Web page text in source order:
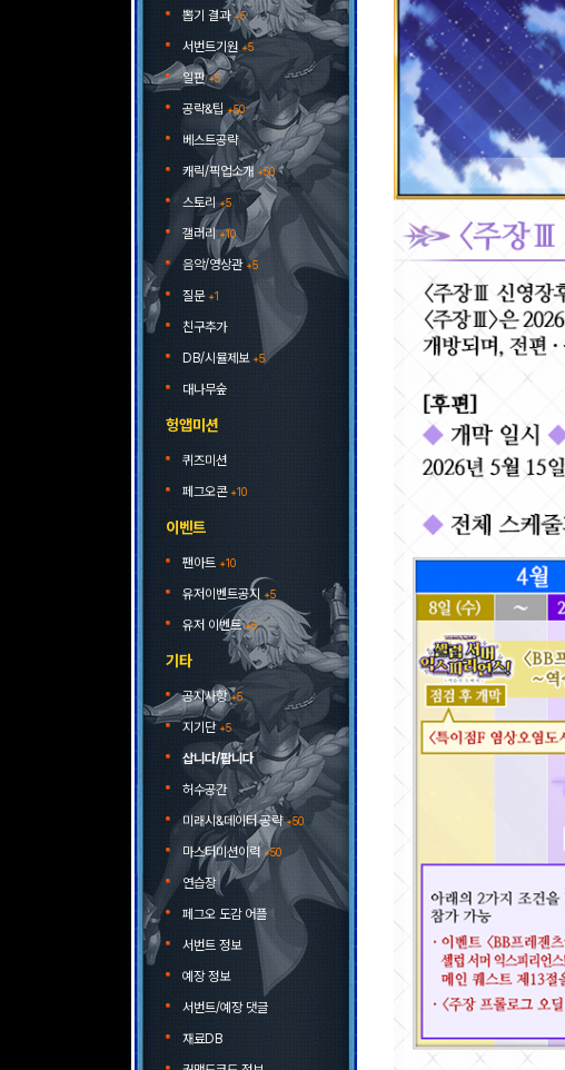
뽑기 결과+5
서번트기원 +5
일판+5
공략&팁 +50
베스트공략
캐릭/픽업소개 +50
스토리+5
갤러리+10
음악/영상관+5
질문+1
친구추가
DB/시뮬제보+5
대나무숲
헝앱미션
퀴즈미션
페그오콘+10
이벤트
팬아트 +10
유저이벤트공지 +5
유저 이벤트+5
기타
공지사항+5
지기단+5
삽니다/팝니다
허수공간
미래시&데이터 공략+50
마스터미션이력 +50
연습장
페그오 도감 어플
서번트 정보
예장 정보
서번트/예장 댓글
재료DB